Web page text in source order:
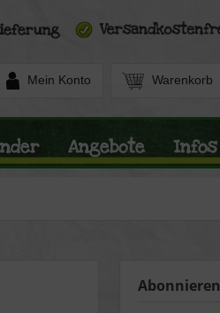
Mein Konto Warenkorb
Angebote Infos
Abonnieren